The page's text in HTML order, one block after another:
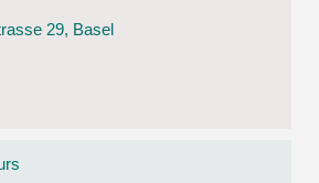
29, Basel